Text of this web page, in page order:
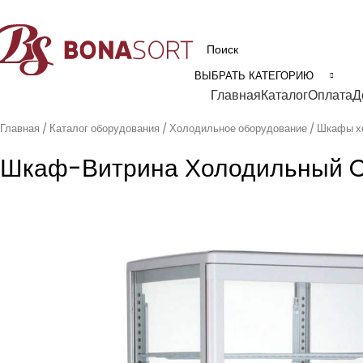
ВЫБРАТЬ КАТЕГОРИЮ
ГлавнаяКаталогОплата
Главная Каталог оборудования Холодильное оборудование Шкафы
Шкаф-Витрина Холодильный